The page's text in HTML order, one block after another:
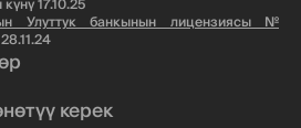
17.10.25
Улуттук банкынын лицензиясы №
керек